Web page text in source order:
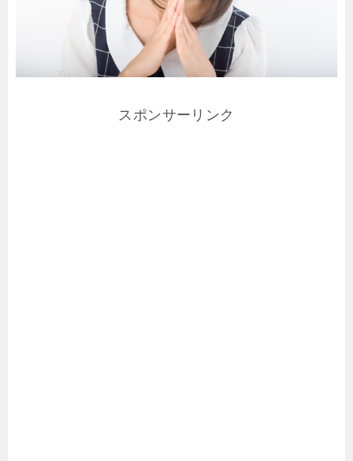
スポンサーリンク